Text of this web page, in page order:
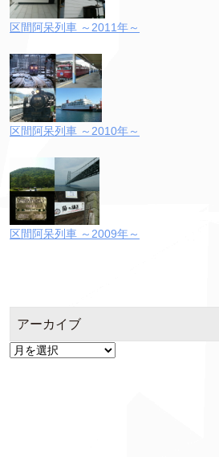
区間阿呆列車 ～2011年～
区間阿呆列車 ～2010年～
区間阿呆列車 ～2009年～
アーカイブ
ア